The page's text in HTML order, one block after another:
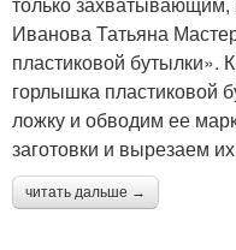
Иванова Татьяна
пластиковой бутылки».
горлышка пластиковой
ложку и обводим ее
заготовки и вырезаем
читать дальше →